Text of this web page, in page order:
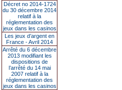
Décret no 2014-1724
du 30 décembre 2014
relatif à la
réglementation des
jeux dans les casinos
Les jeux d’argent en
France - Avril 2014
Arrêté du 6 décembre
2013 modifiant les
dispositions de
l’arrêté du 14 mai
2007 relatif à la
réglementation des
jeux dans les casinos